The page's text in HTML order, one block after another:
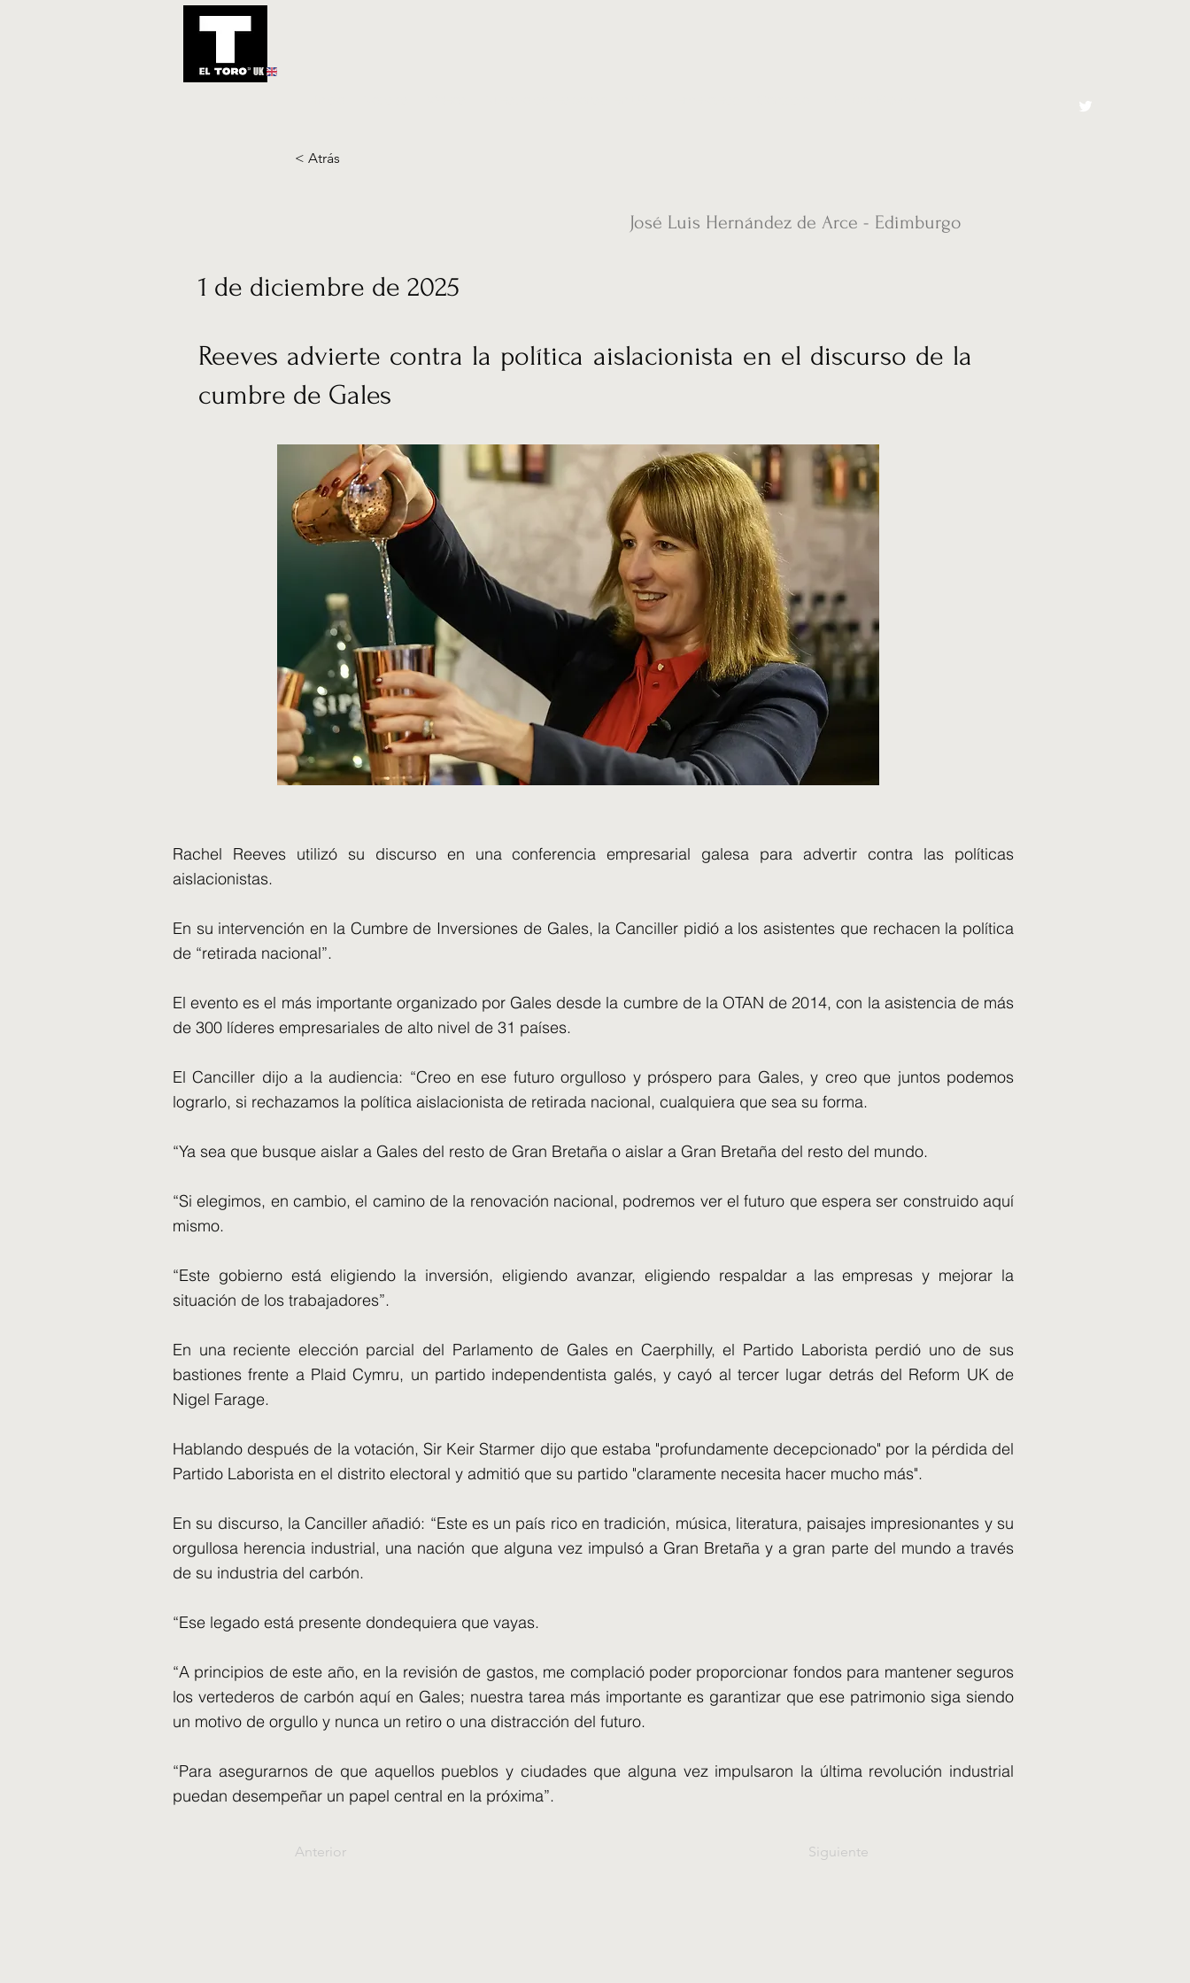
UK
< Atrás
José Luis Hernández de Arce - Edimburgo
1 de diciembre de 2025
Reeves advierte contra la política aislacionista en el discurso de la
cumbre de Gales
Rachel Reeves utilizó su discurso en una conferencia empresarial galesa para advertir contra las políticas
aislacionistas.
En su intervención en la Cumbre de Inversiones de Gales, la Canciller pidió a los asistentes que rechacen la política
de “retirada nacional”.
El evento es el más importante organizado por Gales desde la cumbre de la OTAN de 2014, con la asistencia de más
de 300 líderes empresariales de alto nivel de 31 países.
El Canciller dijo a la audiencia: “Creo en ese futuro orgulloso y próspero para Gales, y creo que juntos podemos
lograrlo, si rechazamos la política aislacionista de retirada nacional, cualquiera que sea su forma.
“Ya sea que busque aislar a Gales del resto de Gran Bretaña o aislar a Gran Bretaña del resto del mundo.
“Si elegimos, en cambio, el camino de la renovación nacional, podremos ver el futuro que espera ser construido aquí
mismo.
“Este gobierno está eligiendo la inversión, eligiendo avanzar, eligiendo respaldar a las empresas y mejorar la
situación de los trabajadores”.
En una reciente elección parcial del Parlamento de Gales en Caerphilly, el Partido Laborista perdió uno de sus
bastiones frente a Plaid Cymru, un partido independentista galés, y cayó al tercer lugar detrás del Reform UK de
Nigel Farage.
Hablando después de la votación, Sir Keir Starmer dijo que estaba "profundamente decepcionado" por la pérdida del
Partido Laborista en el distrito electoral y admitió que su partido "claramente necesita hacer mucho más".
En su discurso, la Canciller añadió: “Este es un país rico en tradición, música, literatura, paisajes impresionantes y su
orgullosa herencia industrial, una nación que alguna vez impulsó a Gran Bretaña y a gran parte del mundo a través
de su industria del carbón.
“Ese legado está presente dondequiera que vayas.
“A principios de este año, en la revisión de gastos, me complació poder proporcionar fondos para mantener seguros
los vertederos de carbón aquí en Gales; nuestra tarea más importante es garantizar que ese patrimonio siga siendo
un motivo de orgullo y nunca un retiro o una distracción del futuro.
“Para asegurarnos de que aquellos pueblos y ciudades que alguna vez impulsaron la última revolución industrial
puedan desempeñar un papel central en la próxima”.
Anterior Siguiente